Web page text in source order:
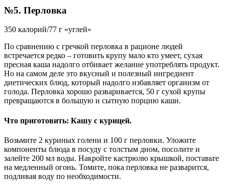
№5. Перловка
350 калорий/77 г «углей»
По сравнению с гречкой перловка в рационе людей
встречается редко – готовить крупу мало кто умеет, сухая
пресная каша надолго отбивает желание употреблять продукт.
Но на самом деле это вкусный и полезный ингредиент
диетических блюд, который надолго избавляет организм от
голода. Перловка хорошо разваривается, 50 г сухой крупы
превращаются в большую и сытную порцию каши.
Что приготовить: Кашу с курицей.
Возьмите 2 куриных голени и 100 г перловки. Уложите
компоненты блюда в посуду с толстым дном, посолите и
залейте 200 мл воды. Накройте кастрюлю крышкой, поставьте
на медленный огонь. Томите, пока перловка не разварится,
подливая воду по необходимости.